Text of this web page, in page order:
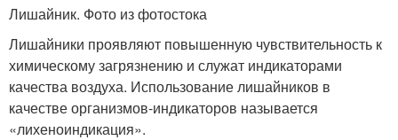
Лишайник. Фото из фотостока
Лишайники проявляют повышенную чувствительность к
химическому загрязнению и служат индикаторами
качества воздуха. Использование лишайников в
качестве организмов-индикаторов называется
«лихеноиндикация».